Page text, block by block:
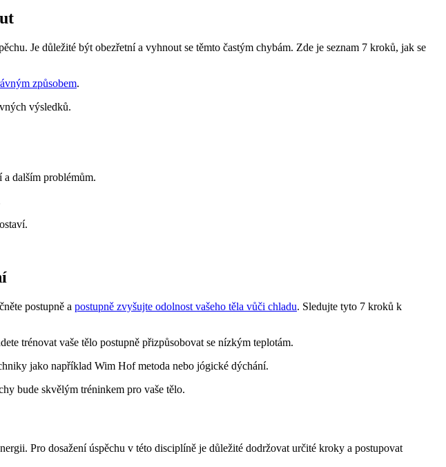
Je důležité být obezřetní a vyhnout se těmto častým chybám. Zde je seznam 7 kroků, jak se
způsobem.
výsledků.
a dalším problémům.
postupně a postupně zvyšujte odolnost vašeho těla vůči chladu. Sledujte tyto 7 kroků k
trénovat vaše tělo postupně přizpůsobovat se nízkým teplotám.
jako například Wim Hof metoda nebo jógické dýchání.
bude skvělým tréninkem pro vaše tělo.
Pro dosažení úspěchu v této disciplíně je důležité dodržovat určité kroky a postupovat